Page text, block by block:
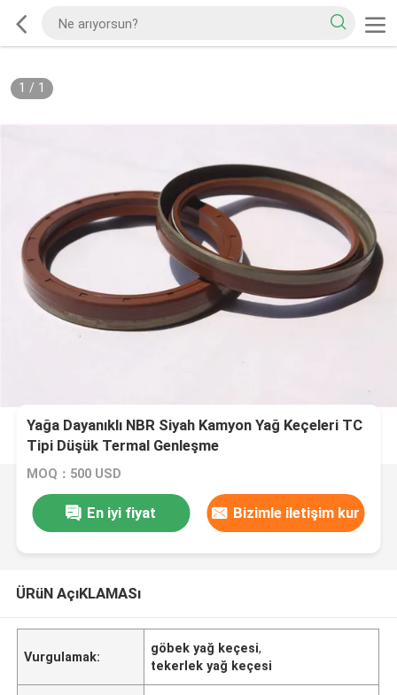
1 / 1
Yağa Dayanıklı NBR Siyah Kamyon Yağ Keçeleri TC
Tipi Düşük Termal Genleşme
MOQ：500 USD
En iyi fiyat Bizimle iletişim kur
ÜRüN AçıKLAMASı
Vurgulamak:
göbek yağ keçesi,
tekerlek yağ keçesi